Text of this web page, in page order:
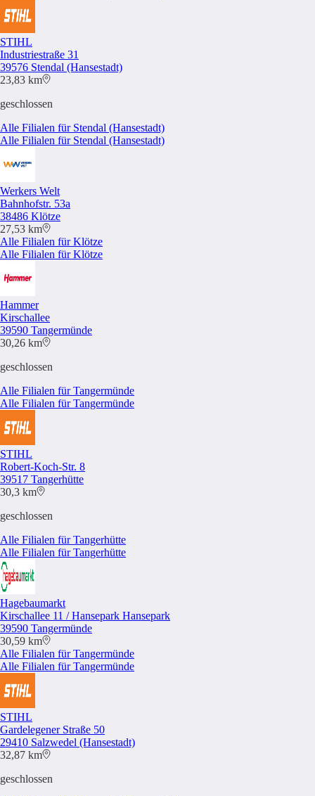
STIHL
Industriestraße 31
39576 Stendal (Hansestadt)
23,83 km
geschlossen
Alle Filialen für Stendal (Hansestadt)
Alle Filialen für Stendal (Hansestadt)
Werkers Welt
Bahnhofstr. 53a
38486 Klötze
27,53 km
Alle Filialen für Klötze
Alle Filialen für Klötze
Hammer
Kirschallee
39590 Tangermünde
30,26 km
geschlossen
Alle Filialen für Tangermünde
Alle Filialen für Tangermünde
STIHL
Robert-Koch-Str. 8
39517 Tangerhütte
30,3 km
geschlossen
Alle Filialen für Tangerhütte
Alle Filialen für Tangerhütte
Hagebaumarkt
Kirschallee 11 / Hansepark Hansepark
39590 Tangermünde
30,59 km
Alle Filialen für Tangermünde
Alle Filialen für Tangermünde
STIHL
Gardelegener Straße 50
29410 Salzwedel (Hansestadt)
32,87 km
geschlossen